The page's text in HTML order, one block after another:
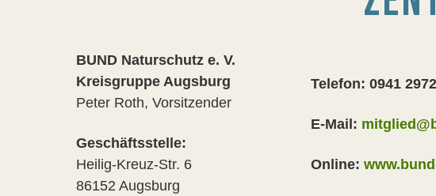
Telefon: 0941
E-Mail:
Online:
BUND Naturschutz e. V.
Kreisgruppe Augsburg
Peter Roth, Vorsitzender
Geschäftsstelle:
Heilig-Kreuz-Str. 6
86152 Augsburg